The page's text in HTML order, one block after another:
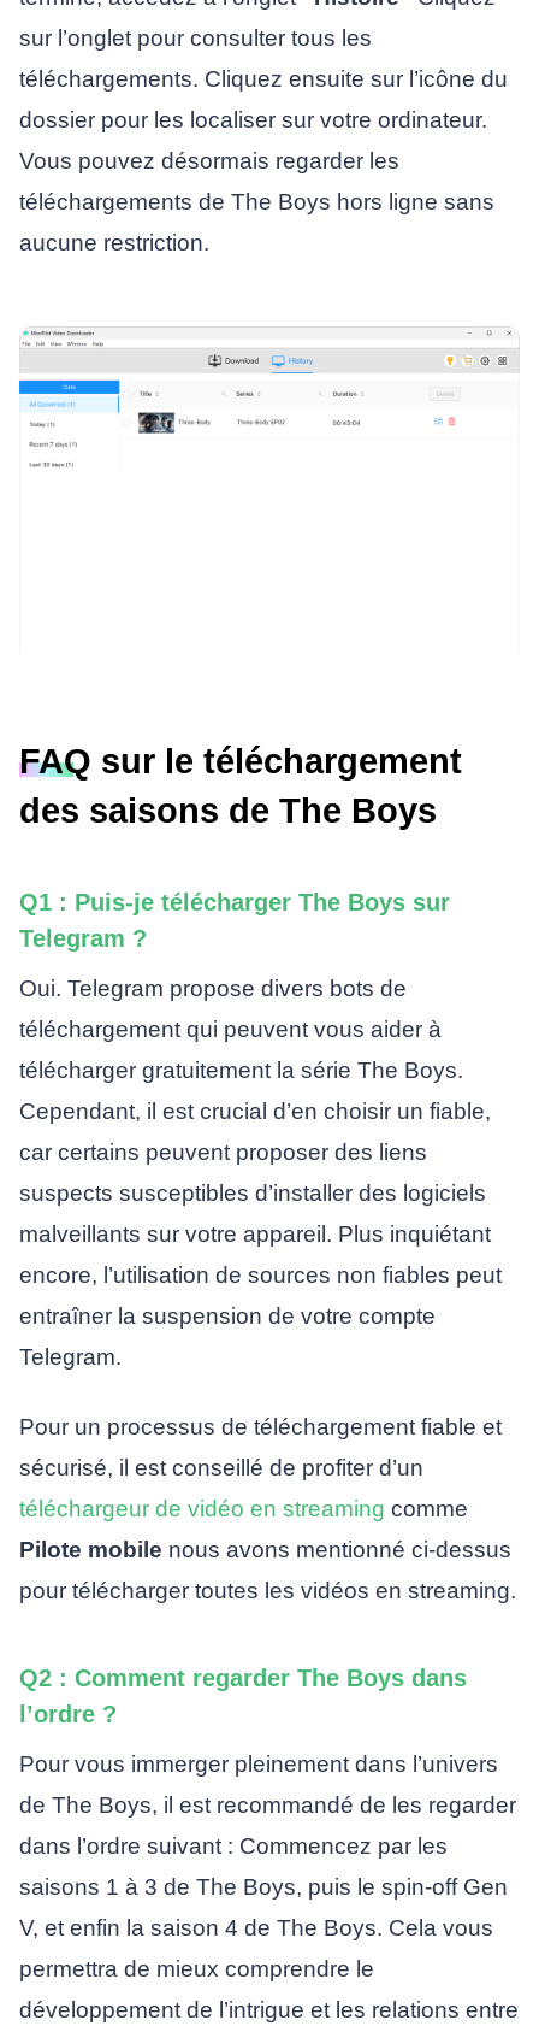
sur l’onglet pour consulter tous les
téléchargements. Cliquez ensuite sur l’icône du
dossier pour les localiser sur votre ordinateur.
Vous pouvez désormais regarder les
téléchargements de The Boys hors ligne sans
aucune restriction.
FAQ sur le téléchargement
des saisons de The Boys
Q1 : Puis-je télécharger The Boys sur
Telegram ?
Oui. Telegram propose divers bots de
téléchargement qui peuvent vous aider à
télécharger gratuitement la série The Boys.
Cependant, il est crucial d’en choisir un fiable,
car certains peuvent proposer des liens
suspects susceptibles d’installer des logiciels
malveillants sur votre appareil. Plus inquiétant
encore, l’utilisation de sources non fiables peut
entraîner la suspension de votre compte
Telegram.
Pour un processus de téléchargement fiable et
sécurisé, il est conseillé de profiter d’un
téléchargeur de vidéo en streaming comme
Pilote mobile nous avons mentionné ci-dessus
pour télécharger toutes les vidéos en streaming.
Q2 : Comment regarder The Boys dans
l’ordre ?
Pour vous immerger pleinement dans l’univers
de The Boys, il est recommandé de les regarder
dans l’ordre suivant : Commencez par les
saisons 1 à 3 de The Boys, puis le spin-off Gen
V, et enfin la saison 4 de The Boys. Cela vous
permettra de mieux comprendre le
développement de l’intrigue et les relations entre